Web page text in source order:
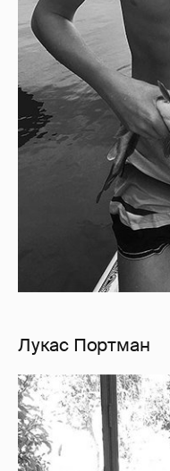
Лукас Портман